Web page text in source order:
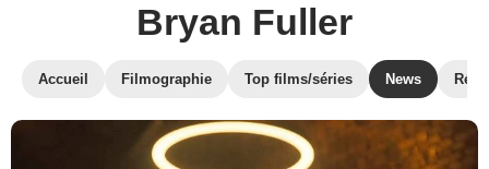
Bryan Fuller
Accueil Filmographie Top films/séries News